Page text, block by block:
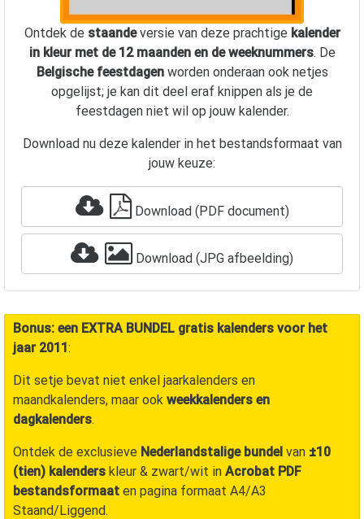
Ontdek de staandeversie van deze prachtige kalender
in kleur met de 12 maanden en de weeknummers. De
Belgische feestdagenworden onderaan ook netjes
opgelijst; je kan dit deel eraf knippen als je de
feestdagen niet wil op jouw kalender.
Download nu deze kalender in het bestandsformaat van
jouw keuze:
Download (PDF document)
Download (JPG afbeelding)
Bonus: een EXTRA BUNDEL gratis kalenders voor het
jaar 2011:
Dit setje bevat niet enkel jaarkalenders en
maandkalenders, maar ook weekkalenders en
dagkalenders.
Ontdek de exclusieve Nederlandstalige bundel van ±10
(tien) kalenders kleur & zwart/wit in Acrobat PDF
bestandsformaat en pagina formaat A4/A3
Staand/Liggend.